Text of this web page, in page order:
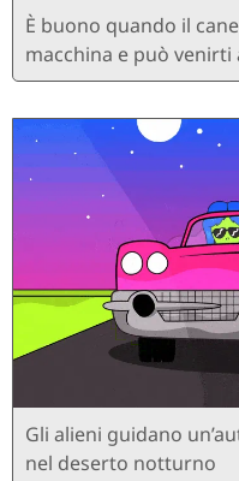
È buono quando il
macchina e può
Gli alieni guidano
nel deserto notturno